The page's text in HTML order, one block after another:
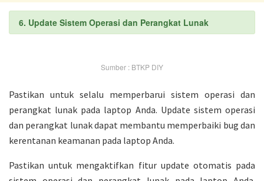
6. Update Sistem Operasi dan Perangkat Lunak
Sumber : BTKP DIY
Pastikan untuk selalu memperbarui sistem operasi dan
perangkat lunak pada laptop Anda. Update sistem operasi
dan perangkat lunak dapat membantu memperbaiki bug dan
kerentanan keamanan pada laptop Anda.
Pastikan untuk mengaktifkan fitur update otomatis pada